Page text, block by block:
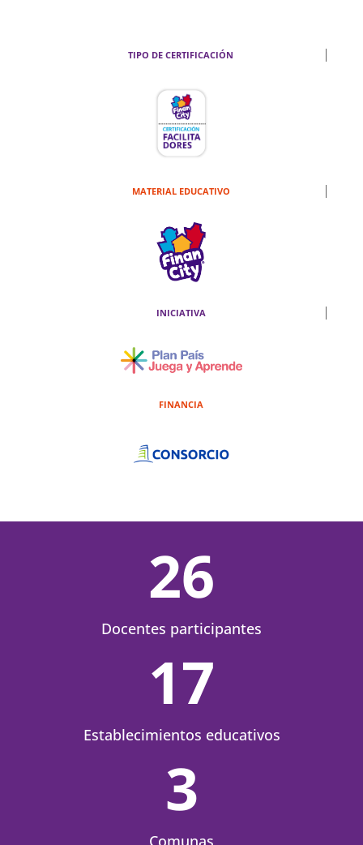
TIPO DE CERTIFICACIÓN
MATERIAL EDUCATIVO
INICIATIVA
FINANCIA
26
Docentes participantes
17
Establecimientos educativos
3
Comunas